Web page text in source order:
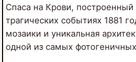
Спаса на Крови, построенный
трагических событиях 1881
мозаики и уникальная
одной из самых